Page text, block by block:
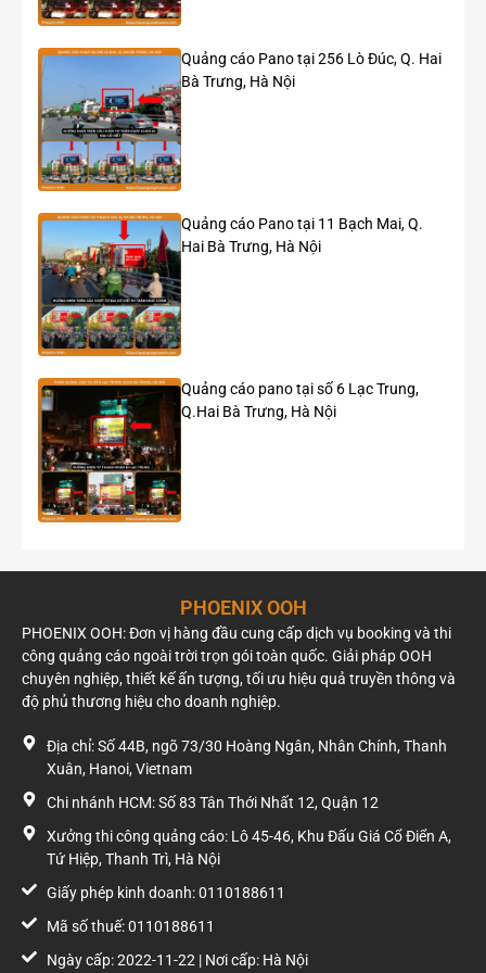
cáo xe buýt đầy đủ, chi tiết và chính xác nhất, bạn vui lòng
Các dự án quảng cáo trên xe bus tại Hồ Chí Minh
2. Các tuyến xe buýt cụ thể được triển khai
Các tuyến xe buýt nội đô TPHCM
Quảng cáo tràn kính xe buýt là hình thức có diện tích hiển thị
lớn và ấn tượng nhất, chỉ áp dụng cho các tuyến xe nội đô.
Maquette quảng cáo được dán từ dưới thân xe phủ kín lên cả
kính xe. Các tuyến này bao gồm:
Tuyến 01: Bến Thành – Chợ Lớn (cũng được Trung tâm
Quản lý Giao thông công cộng điều chỉnh hoạt động từ
05:00 đến 20:15 với 120 chuyến/ngày)
Tuyến 02: Bến Thành – Bến xe Miền Tây
Tuyến 05: Bến xe Chợ Lớn – Biên Hòa
Tuyến 07: Bến xe Chợ Lớn – Gò Vấp (cũng được Trung
tâm Quản lý Giao thông công cộng điều chỉnh hoạt
động từ 05:00 đến 19:30 với 100 chuyến/ngày)
Tuyến 09: Bến xe Chợ Lớn – Quốc lộ 1A – Hưng Long
Quảng cáo Pano tại 256 Lò Đúc, Q. Hai
Bà Trưng, Hà Nội
Quảng cáo Pano tại 11 Bạch Mai, Q.
Hai Bà Trưng, Hà Nội
Quảng cáo pano tại số 6 Lạc Trung,
Q.Hai Bà Trưng, Hà Nội
PHOENIX OOH
PHOENIX OOH: Đơn vị hàng đầu cung cấp dịch vụ booking và thi
công quảng cáo ngoài trời trọn gói toàn quốc. Giải pháp OOH
chuyên nghiệp, thiết kế ấn tượng, tối ưu hiệu quả truyền thông và
độ phủ thương hiệu cho doanh nghiệp.
Địa chỉ: Số 44B, ngõ 73/30 Hoàng Ngân, Nhân Chính, Thanh
Xuân, Hanoi, Vietnam
Chi nhánh HCM: Số 83 Tân Thới Nhất 12, Quận 12
Xưởng thi công quảng cáo: Lô 45-46, Khu Đấu Giá Cổ Điển A,
Tứ Hiệp, Thanh Trì, Hà Nội
Giấy phép kinh doanh: 0110188611
Mã số thuế: 0110188611
Ngày cấp: 2022-11-22 | Nơi cấp: Hà Nội